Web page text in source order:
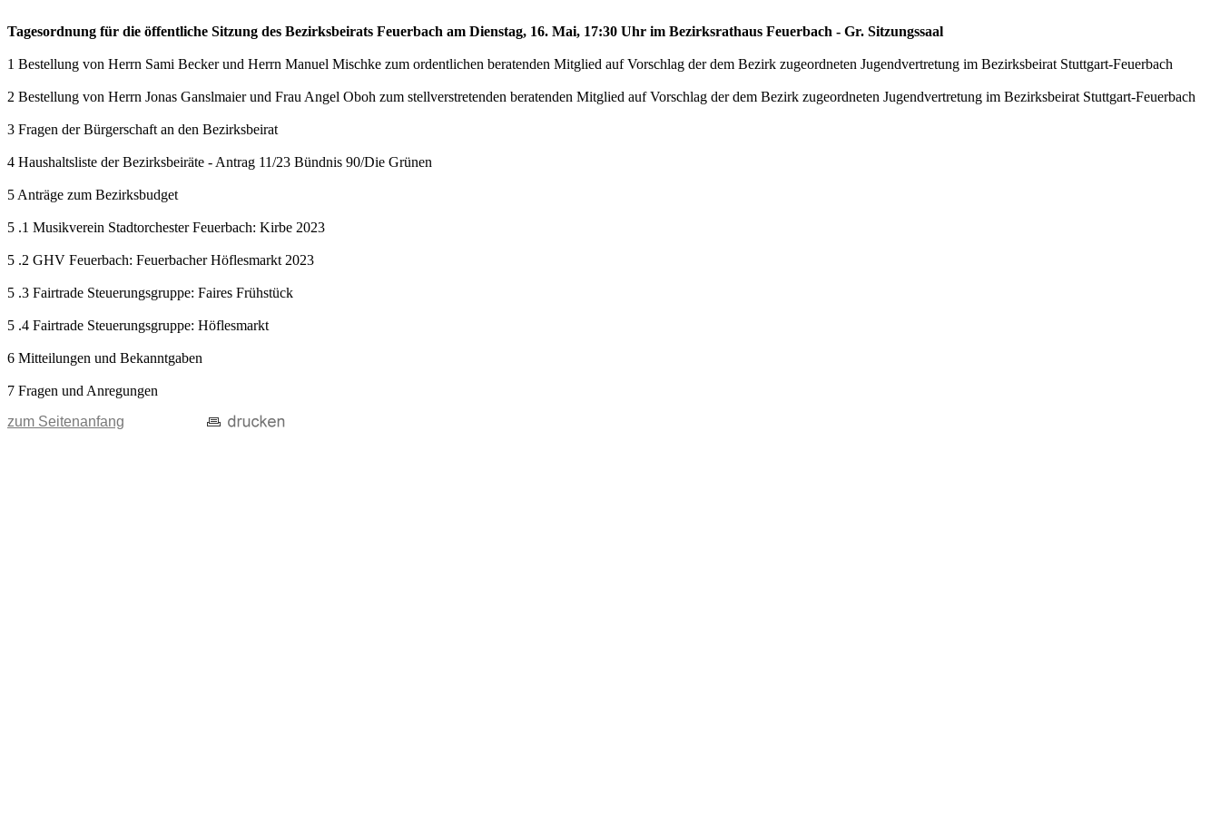
Tagesordnung für die öffentliche Sitzung des Bezirksbeirats Feuerbach am Dienstag, 16. Mai, 17:30 Uhr im Bezirksrathaus Feuerbach - Gr. Sitzungssaal
1 Bestellung von Herrn Sami Becker und Herrn Manuel Mischke zum ordentlichen beratenden Mitglied auf Vorschlag der dem Bezirk zugeordneten Jugendvertretung im Bezirksbeirat Stuttgart-Feuerbach
2 Bestellung von Herrn Jonas Ganslmaier und Frau Angel Oboh zum stellverstretenden beratenden Mitglied auf Vorschlag der dem Bezirk zugeordneten Jugendvertretung im Bezirksbeirat Stuttgart-Feuerbach
3 Fragen der Bürgerschaft an den Bezirksbeirat
4 Haushaltsliste der Bezirksbeiräte - Antrag 11/23 Bündnis 90/Die Grünen
5 Anträge zum Bezirksbudget
5 .1 Musikverein Stadtorchester Feuerbach: Kirbe 2023
5 .2 GHV Feuerbach: Feuerbacher Höflesmarkt 2023
5 .3 Fairtrade Steuerungsgruppe: Faires Frühstück
5 .4 Fairtrade Steuerungsgruppe: Höflesmarkt
6 Mitteilungen und Bekanntgaben
7 Fragen und Anregungen
zum Seitenanfang